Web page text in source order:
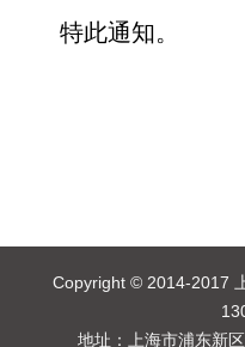
特此通知。
Copyright © 2014-2017
地址：上海市浦东新